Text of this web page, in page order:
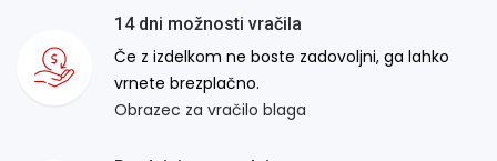
14 dni možnosti vračila
Če z izdelkom ne boste zadovoljni, ga lahko
vrnete brezplačno.
Obrazec za vračilo blaga